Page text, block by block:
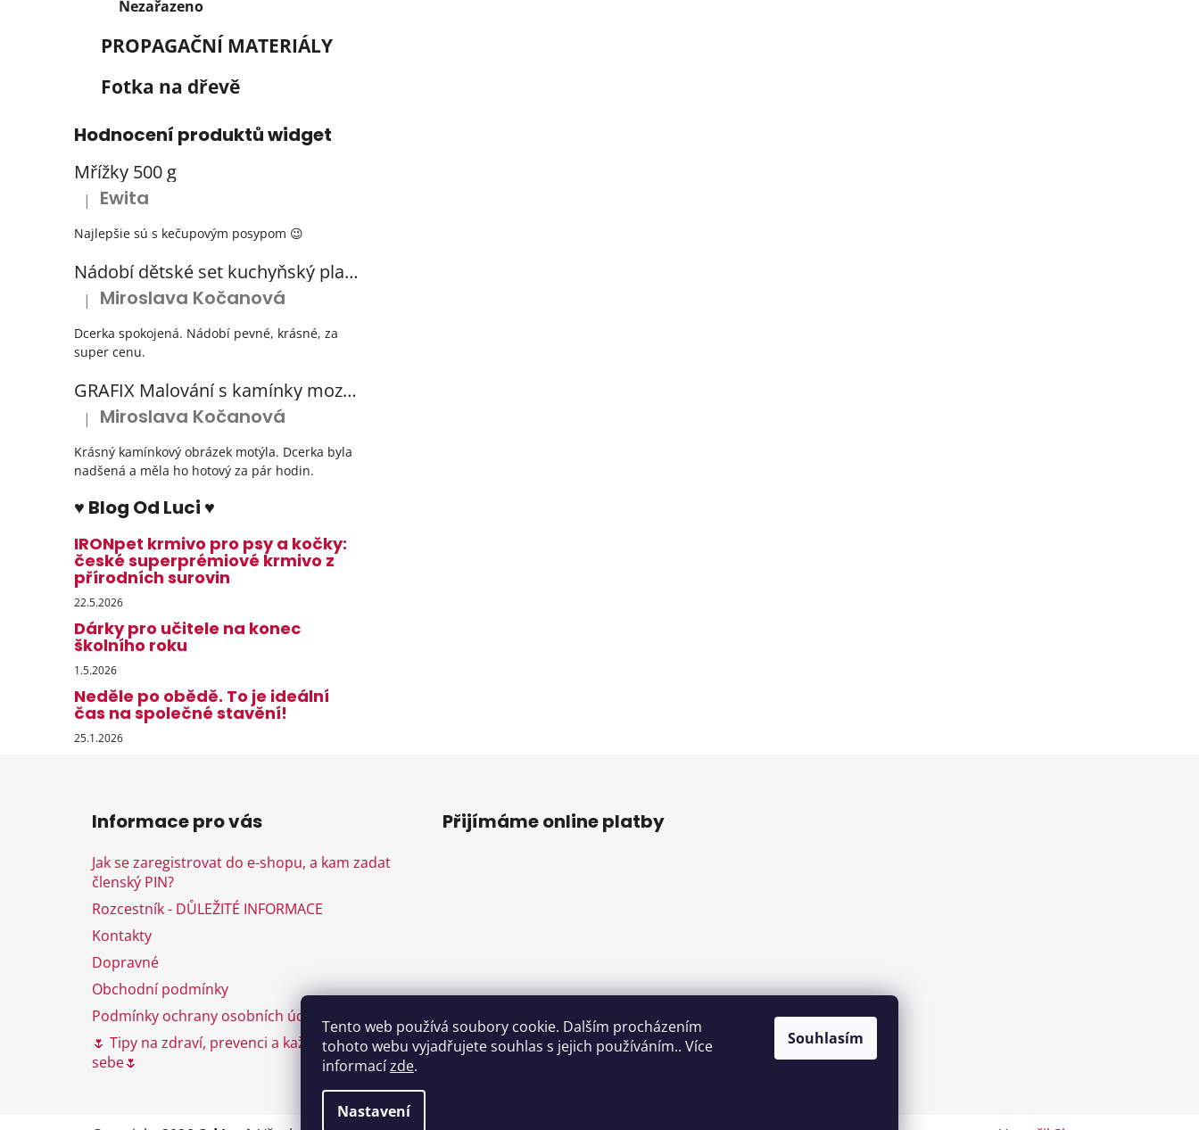
Tento web používá soubory cookie. Dalším procházením
tohoto webu vyjadřujete souhlas s jejich používáním.. Více
informacízde.
Nastavení
Souhlasím
Nezařazeno
PROPAGAČNÍ MATERIÁLY
Fotka na dřevě
Hodnocení produktů widget
Mřížky 500 g
Hodnocení produktu je 5 z 5 hvězdiček.
| Ewita
Najlepšie sú s kečupovým posypom 😉
Nádobí dětské set kuchyňský plastový s odkapávačem 3 barvy
Hodnocení produktu je 5 z 5 hvězdiček.
| Miroslava Kočanová
Dcerka spokojená. Nádobí pevné, krásné, za
super cenu.
GRAFIX Malování s kamínky mozaika diamantový obrázek 3 druhy
Hodnocení produktu je 5 z 5 hvězdiček.
| Miroslava Kočanová
Krásný kamínkový obrázek motýla. Dcerka byla
nadšená a měla ho hotový za pár hodin.
♥ Blog Od Luci ♥
IRONpet krmivo pro psy a kočky:
české superprémiové krmivo z
přírodních surovin
22.5.2026
Dárky pro učitele na konec
školního roku
1.5.2026
Neděle po obědě. To je ideální
čas na společné stavění!
25.1.2026
Informace pro vás
Jak se zaregistrovat do e-shopu, a kam zadat
členský PIN?
Rozcestník - DŮLEŽITÉ INFORMACE
Kontakty
Dopravné
Obchodní podmínky
Podmínky ochrany osobních údajů
🌷 Tipy na zdraví, prevenci a každodenní péči o
sebe🌷
Přijímáme online platby